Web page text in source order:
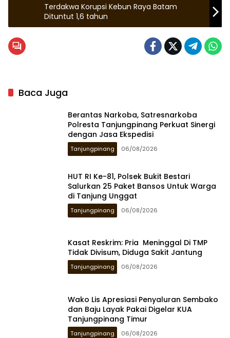
Terdakwa Korupsi Kebun Raya Batam
Dituntut 1,6 tahun
Baca Juga
Berantas Narkoba, Satresnarkoba
Polresta Tanjungpinang Perkuat Sinergi
dengan Jasa Ekspedisi
Tanjungpinang 06/08/2026
HUT RI Ke-81, Polsek Bukit Bestari
Salurkan 25 Paket Bansos Untuk Warga
di Tanjung Unggat
Tanjungpinang 06/08/2026
Kasat Reskrim: Pria Meninggal Di TMP
Tidak Divisum, Diduga Sakit Jantung
Tanjungpinang 06/08/2026
Wako Lis Apresiasi Penyaluran Sembako
dan Baju Layak Pakai Digelar KUA
Tanjungpinang Timur
Tanjungpinang 06/08/2026